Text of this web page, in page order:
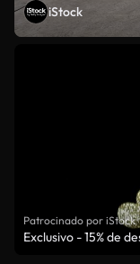
iStock
Patrocinado por iStock
Exclusivo - 15% de